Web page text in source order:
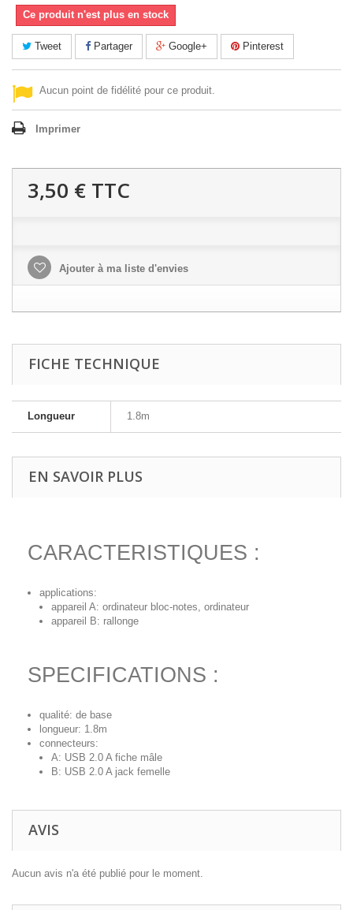
Ce produit n'est plus en stock
Tweet Partager Google+ Pinterest
Aucun point de fidélité pour ce produit.
Imprimer
3,50 € TTC
Ajouter à ma liste d'envies
FICHE TECHNIQUE
Longueur 1.8m
EN SAVOIR PLUS
CARACTERISTIQUES :
applications:
appareil A: ordinateur bloc-notes, ordinateur
appareil B: rallonge
SPECIFICATIONS :
qualité: de base
longueur: 1.8m
connecteurs:
A: USB 2.0 A fiche mâle
B: USB 2.0 A jack femelle
AVIS
Aucun avis n'a été publié pour le moment.